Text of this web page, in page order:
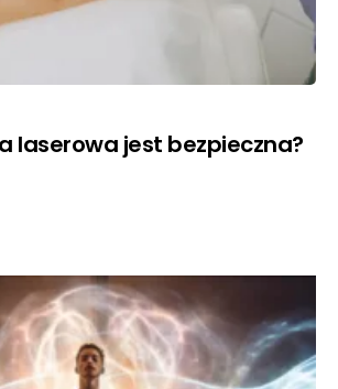
laserowa jest bezpieczna?